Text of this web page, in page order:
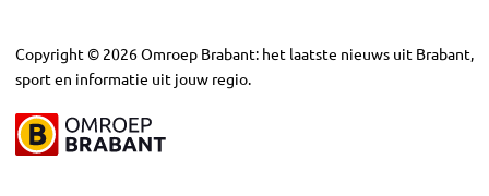
Copyright © 2026Omroep Brabant: het laatste nieuws uit Brabant,
sport en informatie uit jouw regio.